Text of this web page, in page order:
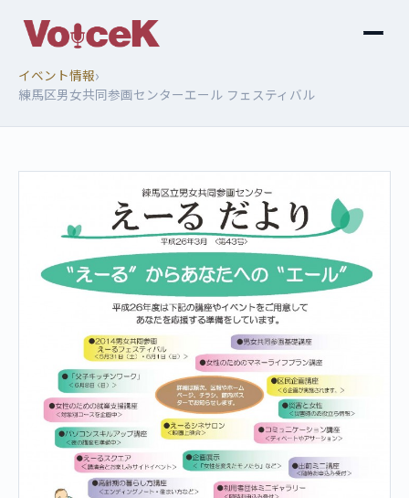
イベント情報›
練馬区男女共同参画センターエール フェスティバル